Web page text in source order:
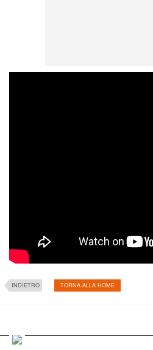
INDIETRO TORNA ALLA HOME